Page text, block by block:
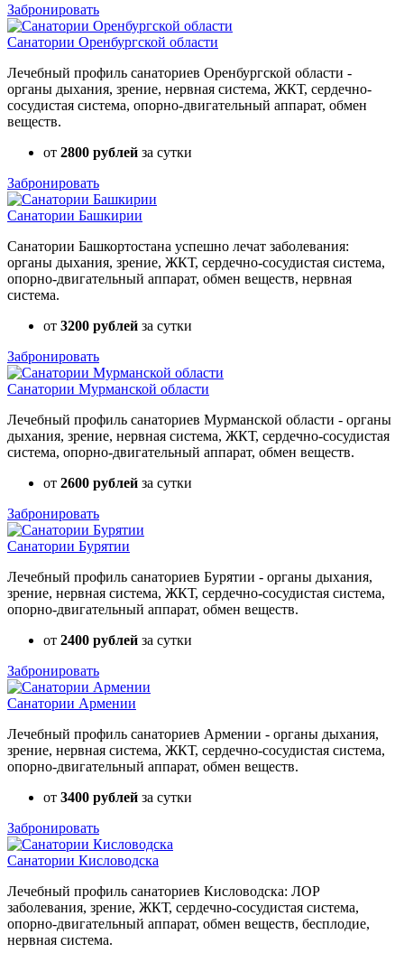
Забронировать
Санатории Оренбургской области
Лечебный профиль санаториев Оренбургской области -
органы дыхания, зрение, нервная система, ЖКТ, сердечно-
сосудистая система, опорно-двигательный аппарат, обмен
веществ.
от 2800 рублей за сутки
Забронировать
Санатории Башкирии
Санатории Башкортостана успешно лечат заболевания:
органы дыхания, зрение, ЖКТ, сердечно-сосудистая система,
опорно-двигательный аппарат, обмен веществ, нервная
система.
от 3200 рублей за сутки
Забронировать
Санатории Мурманской области
Лечебный профиль санаториев Мурманской области - органы
дыхания, зрение, нервная система, ЖКТ, сердечно-сосудистая
система, опорно-двигательный аппарат, обмен веществ.
от 2600 рублей за сутки
Забронировать
Санатории Бурятии
Лечебный профиль санаториев Бурятии - органы дыхания,
зрение, нервная система, ЖКТ, сердечно-сосудистая система,
опорно-двигательный аппарат, обмен веществ.
от 2400 рублей за сутки
Забронировать
Санатории Армении
Лечебный профиль санаториев Армении - органы дыхания,
зрение, нервная система, ЖКТ, сердечно-сосудистая система,
опорно-двигательный аппарат, обмен веществ.
от 3400 рублей за сутки
Забронировать
Санатории Кисловодска
Лечебный профиль санаториев Кисловодска: ЛОР
заболевания, зрение, ЖКТ, сердечно-сосудистая система,
опорно-двигательный аппарат, обмен веществ, бесплодие,
нервная система.